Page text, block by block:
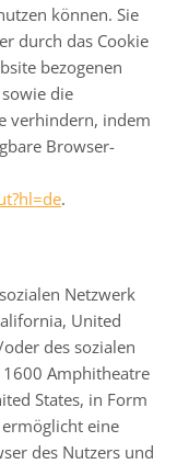
können. Sie
durch das Cookie
bezogenen
die
verhindern, indem
Browser-
.
Netzwerk
United
des sozialen
1600 Amphitheatre
States, in Form
eine
des Nutzers und